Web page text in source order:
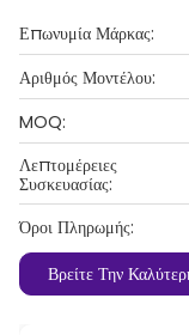
Επωνυμία Μάρκας:
Αριθμός Μοντέλου:
MOQ:
Λεπτομέρειες
Συσκευασίας:
Όροι Πληρωμής:
Βρείτε Την